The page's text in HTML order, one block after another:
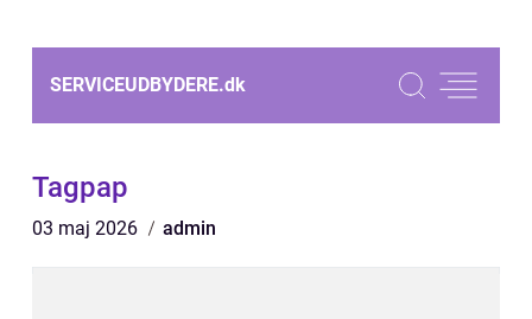
SERVICEUDBYDERE.dk
Tagpap
03 maj 2026 admin